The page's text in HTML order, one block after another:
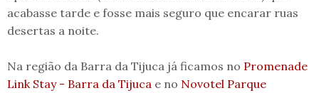
acabasse tarde e fosse mais seguro que encarar ruas
desertas a noite.
Na região da Barra da Tijuca já ficamos no Promenade
Link Stay - Barra da Tijuca e no Novotel Parque